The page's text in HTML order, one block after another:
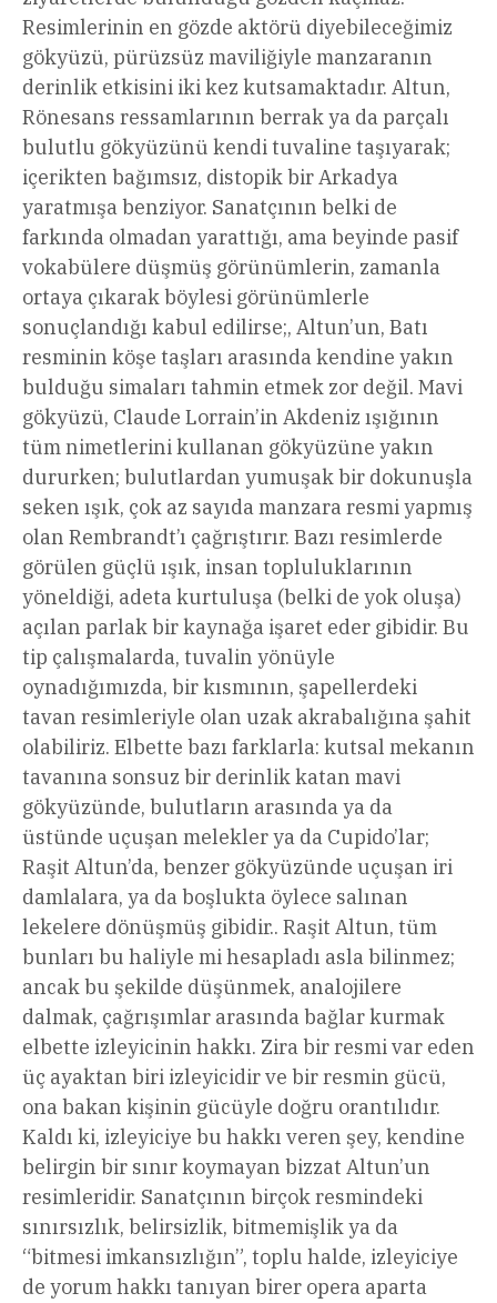
Resimlerinin en gözde aktörü diyebileceğimiz
gökyüzü, pürüzsüz maviliğiyle manzaranın
derinlik etkisini iki kez kutsamaktadır. Altun,
Rönesans ressamlarının berrak ya da parçalı
bulutlu gökyüzünü kendi tuvaline taşıyarak;
içerikten bağımsız, distopik bir Arkadya
yaratmışa benziyor. Sanatçının belki de
farkında olmadan yarattığı, ama beyinde pasif
vokabülere düşmüş görünümlerin, zamanla
ortaya çıkarak böylesi görünümlerle
sonuçlandığı kabul edilirse;, Altun’un, Batı
resminin köşe taşları arasında kendine yakın
bulduğu simaları tahmin etmek zor değil. Mavi
gökyüzü, Claude Lorrain’in Akdeniz ışığının
tüm nimetlerini kullanan gökyüzüne yakın
dururken; bulutlardan yumuşak bir dokunuşla
seken ışık, çok az sayıda manzara resmi yapmış
olan Rembrandt’ı çağrıştırır. Bazı resimlerde
görülen güçlü ışık, insan topluluklarının
yöneldiği, adeta kurtuluşa (belki de yok oluşa)
açılan parlak bir kaynağa işaret eder gibidir. Bu
tip çalışmalarda, tuvalin yönüyle
oynadığımızda, bir kısmının, şapellerdeki
tavan resimleriyle olan uzak akrabalığına şahit
olabiliriz. Elbette bazı farklarla: kutsal mekanın
tavanına sonsuz bir derinlik katan mavi
gökyüzünde, bulutların arasında ya da
üstünde uçuşan melekler ya da Cupido’lar;
Raşit Altun’da, benzer gökyüzünde uçuşan iri
damlalara, ya da boşlukta öylece salınan
lekelere dönüşmüş gibidir.. Raşit Altun, tüm
bunları bu haliyle mi hesapladı asla bilinmez;
ancak bu şekilde düşünmek, analojilere
dalmak, çağrışımlar arasında bağlar kurmak
elbette izleyicinin hakkı. Zira bir resmi var eden
üç ayaktan biri izleyicidir ve bir resmin gücü,
ona bakan kişinin gücüyle doğru orantılıdır.
Kaldı ki, izleyiciye bu hakkı veren şey, kendine
belirgin bir sınır koymayan bizzat Altun’un
resimleridir. Sanatçının birçok resmindeki
sınırsızlık, belirsizlik, bitmemişlik ya da
“bitmesi imkansızlığın”, toplu halde, izleyiciye
de yorum hakkı tanıyan birer opera aparta